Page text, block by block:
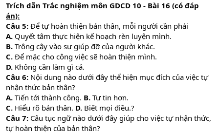
Trích dẫn Trắc nghiệm môn GDCD 10 - Bài 16 (có đáp
án):
Câu 5: Để tự hoàn thiện bản thân, mỗi người cần phải
A. Quyết tâm thực hiện kế hoạch rèn luyện mình.
B. Trông cậy vào sự giúp đỡ của người khác.
C. Để mặc cho công việc sẽ hoàn thiện mình.
D. Không cần làm gì cả.
Câu 6: Nội dung nào dưới đây thể hiện mục đích của việc tự
nhận thức bản thân?
A. Tiến tới thành công. B. Tự tin hơn.
C. Hiểu rõ bản thân. D. Biết mọi điều.?
Câu 7: Câu tục ngữ nào dưới đây giúp cho việc tự nhận thức,
tự hoàn thiện của bản thân?